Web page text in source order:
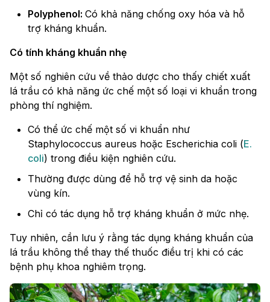
Polyphenol: Có khả năng chống oxy hóa và hỗ
trợ kháng khuẩn.
Có tính kháng khuẩn nhẹ
Một số nghiên cứu về thảo dược cho thấy chiết xuất
lá trầu có khả năng ức chế một số loại vi khuẩn trong
phòng thí nghiệm.
Có thể ức chế một số vi khuẩn như
Staphylococcus aureus hoặc Escherichia coli (E.
coli) trong điều kiện nghiên cứu.
Thường được dùng để hỗ trợ vệ sinh da hoặc
vùng kín.
Chỉ có tác dụng hỗ trợ kháng khuẩn ở mức nhẹ.
Tuy nhiên, cần lưu ý rằng tác dụng kháng khuẩn của
lá trầu không thể thay thế thuốc điều trị khi có các
bệnh phụ khoa nghiêm trọng.